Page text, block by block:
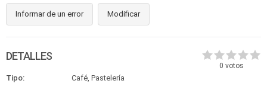
Informar de un error Modificar
0 votos
DETALLES
Tipo:
Café, Pastelería